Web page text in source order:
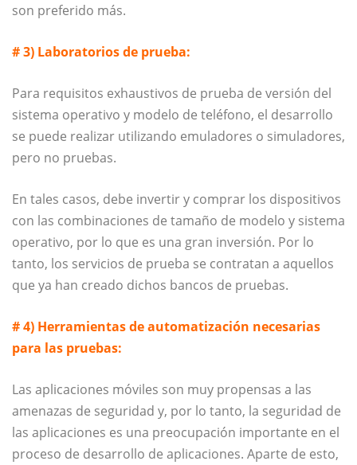
son preferido más.
# 3) Laboratorios de prueba:
Para requisitos exhaustivos de prueba de versión del
sistema operativo y modelo de teléfono, el desarrollo
se puede realizar utilizando emuladores o simuladores,
pero no pruebas.
En tales casos, debe invertir y comprar los dispositivos
con las combinaciones de tamaño de modelo y sistema
operativo, por lo que es una gran inversión. Por lo
tanto, los servicios de prueba se contratan a aquellos
que ya han creado dichos bancos de pruebas.
# 4) Herramientas de automatización necesarias
para las pruebas:
Las aplicaciones móviles son muy propensas a las
amenazas de seguridad y, por lo tanto, la seguridad de
las aplicaciones es una preocupación importante en el
proceso de desarrollo de aplicaciones. Aparte de esto,